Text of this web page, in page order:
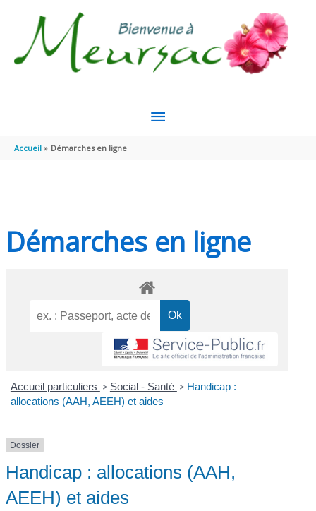
MENU
Accueil Démarches en ligne
Démarches en ligne
Accueil particuliers > Social - Santé > Handicap :
allocations (AAH, AEEH) et aides
Dossier
Handicap : allocations (AAH,
AEEH) et aides